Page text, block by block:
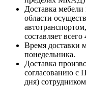
Доставка
области
составляет всего
Время доставки
понедельника.
Доставка
согласованию с
дня)